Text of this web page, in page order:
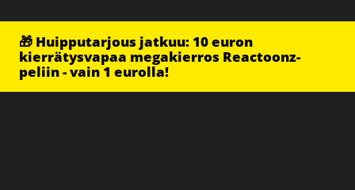
🎁 Huipputarjous jatkuu: 10 euron
kierrätysvapaa megakierros Reactoonz-
peliin - vain 1 eurolla!